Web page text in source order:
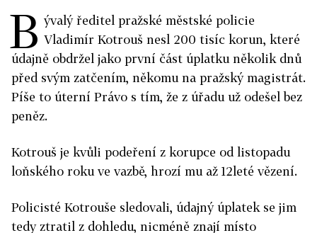
B ývalý ředitel pražské městské policie
Vladimír Kotrouš nesl 200 tisíc korun, které
údajně obdržel jako první část úplatku několik dnů
před svým zatčením, někomu na pražský magistrát.
Píše to úterní Právo s tím, že z úřadu už odešel bez
peněz.
Kotrouš je kvůli podeření z korupce od listopadu
loňského roku ve vazbě, hrozí mu až 12leté vězení.
Policisté Kotrouše sledovali, údajný úplatek se jim
tedy ztratil z dohledu, nicméně znají místo